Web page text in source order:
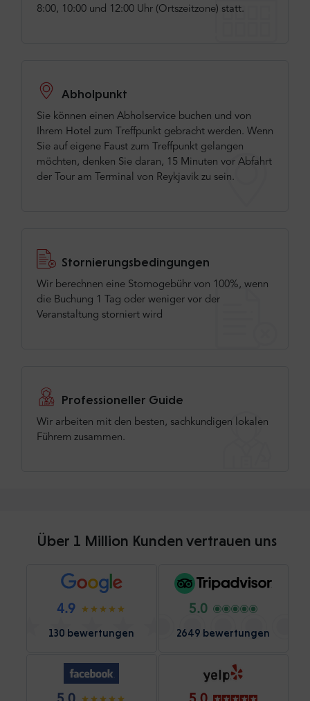
Es ist ein langer Tag, aber es lohnt sich absolut!
Übersetzt ·Original anzeigen
8:00, 10:00 und 12:00 Uhr (Ortszeitzone) statt.
Abholpunkt
Sie können einen Abholservice buchen und von
Ihrem Hotel zum Treffpunkt gebracht werden. Wenn
Sie auf eigene Faust zum Treffpunkt gelangen
möchten, denken Sie daran, 15 Minuten vor Abfahrt
der Tour am Terminal von Reykjavik zu sein.
Stornierungsbedingungen
Wir berechnen eine Stornogebühr von 100%, wenn
die Buchung 1 Tag oder weniger vor der
Veranstaltung storniert wird
Professioneller Guide
Wir arbeiten mit den besten, sachkundigen lokalen
Führern zusammen.
Über 1 Million Kunden vertrauen uns
4.9
130 bewertungen
5.0
2649 bewertungen